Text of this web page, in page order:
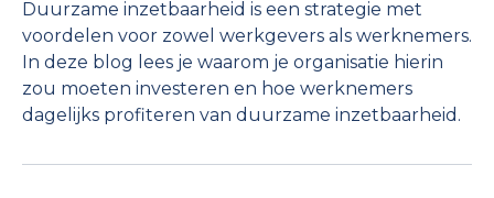
Duurzame inzetbaarheid is een strategie met
voordelen voor zowel werkgevers als werknemers.
In deze blog lees je waarom je organisatie hierin
zou moeten investeren en hoe werknemers
dagelijks profiteren van duurzame inzetbaarheid.